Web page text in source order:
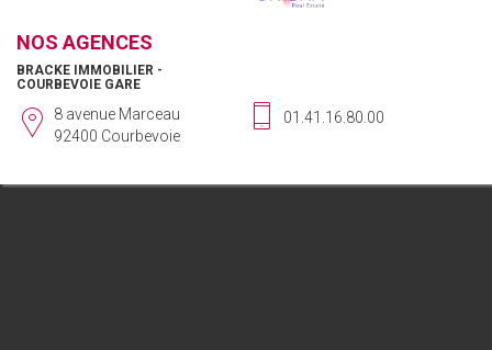
NOS AGENCES
BRACKE IMMOBILIER -
COURBEVOIE GARE
8 avenue Marceau
92400 Courbevoie
01.41.16.80.00